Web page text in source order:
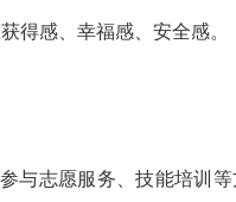
得感、幸福感、安全感。
与志愿服务、技能培训